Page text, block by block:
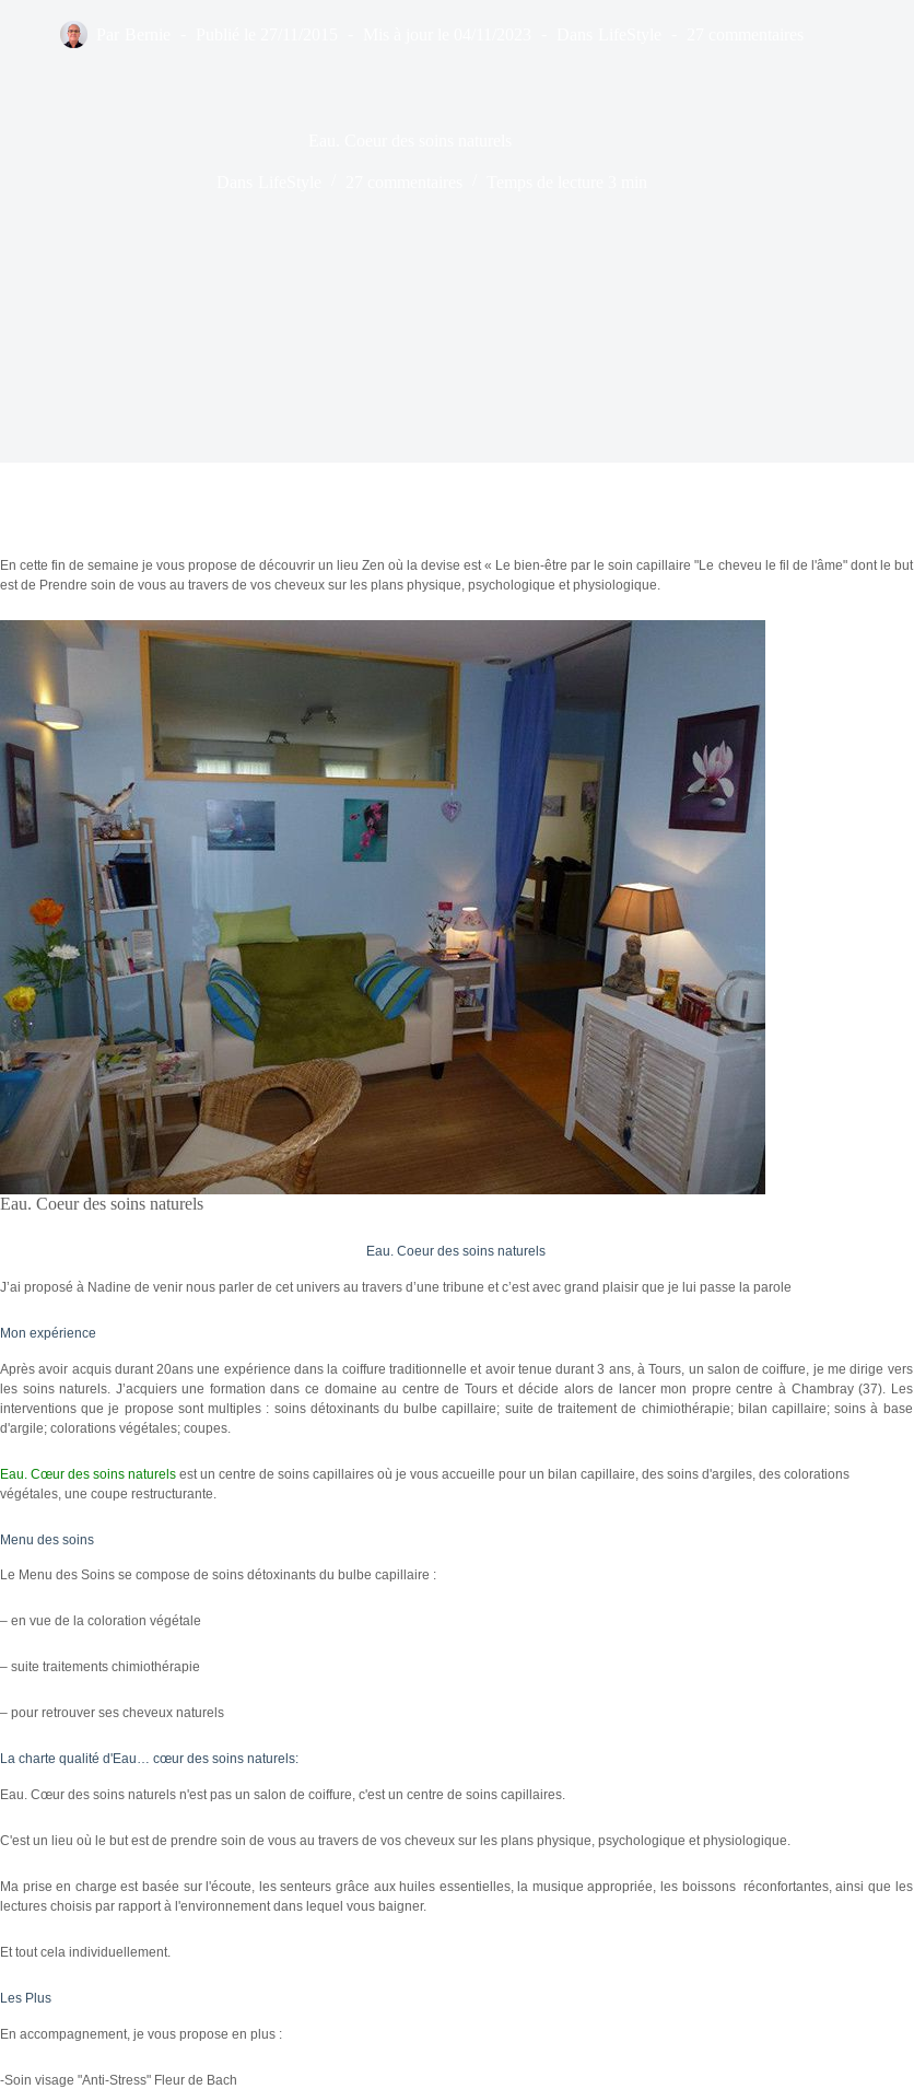
En cette fin de semaine je vous propose de découvrir un lieu Zen où la devise est « Le bien-être par le soin capillaire "Le cheveu le fil de l'âme" dont le but
est de Prendre soin de vous au travers de vos cheveux sur les plans physique, psychologique et physiologique.
Eau. Coeur des soins naturels
Eau. Coeur des soins naturels
J’ai proposé à Nadine de venir nous parler de cet univers au travers d’une tribune et c’est avec grand plaisir que je lui passe la parole
Mon expérience
Après avoir acquis durant 20ans une expérience dans la coiffure traditionnelle et avoir tenue durant 3 ans, à Tours, un salon de coiffure, je me dirige vers
les soins naturels. J’acquiers une formation dans ce domaine au centre de Tours et décide alors de lancer mon propre centre à Chambray (37). Les
interventions que je propose sont multiples : soins détoxinants du bulbe capillaire; suite de traitement de chimiothérapie; bilan capillaire; soins à base
d'argile; colorations végétales; coupes.
Eau. Cœur des soins naturels est un centre de soins capillaires où je vous accueille pour un bilan capillaire, des soins d'argiles, des colorations
végétales, une coupe restructurante.
Menu des soins
Le Menu des Soins se compose de soins détoxinants du bulbe capillaire :
– en vue de la coloration végétale
– suite traitements chimiothérapie
– pour retrouver ses cheveux naturels
La charte qualité d'Eau… cœur des soins naturels:
Eau. Cœur des soins naturels n'est pas un salon de coiffure, c'est un centre de soins capillaires.
C'est un lieu où le but est de prendre soin de vous au travers de vos cheveux sur les plans physique, psychologique et physiologique.
Ma prise en charge est basée sur l'écoute, les senteurs grâce aux huiles essentielles, la musique appropriée, les boissons réconfortantes, ainsi que les
lectures choisis par rapport à l'environnement dans lequel vous baigner.
Et tout cela individuellement.
Les Plus
En accompagnement, je vous propose en plus :
-Soin visage "Anti-Stress" Fleur de Bach